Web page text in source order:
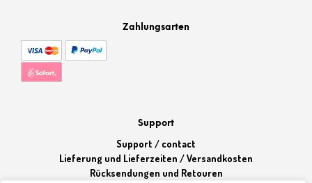
Zahlungsarten
Support
Support / contact
Lieferung und Lieferzeiten / Versandkosten
Rücksendungen und Retouren